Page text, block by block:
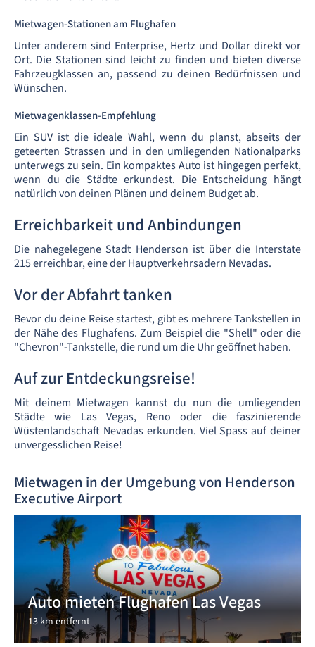
Mietwagen-Stationen am Flughafen
Unter anderem sind Enterprise, Hertz und Dollar direkt vor
Ort. Die Stationen sind leicht zu finden und bieten diverse
Fahrzeugklassen an, passend zu deinen Bedürfnissen und
Wünschen.
Mietwagenklassen-Empfehlung
Ein SUV ist die ideale Wahl, wenn du planst, abseits der
geteerten Strassen und in den umliegenden Nationalparks
unterwegs zu sein. Ein kompaktes Auto ist hingegen perfekt,
wenn du die Städte erkundest. Die Entscheidung hängt
natürlich von deinen Plänen und deinem Budget ab.
Erreichbarkeit und Anbindungen
Die nahegelegene Stadt Henderson ist über die Interstate
215 erreichbar, eine der Hauptverkehrsadern Nevadas.
Vor der Abfahrt tanken
Bevor du deine Reise startest, gibt es mehrere Tankstellen in
der Nähe des Flughafens. Zum Beispiel die "Shell" oder die
"Chevron"-Tankstelle, die rund um die Uhr geöffnet haben.
Auf zur Entdeckungsreise!
Mit deinem Mietwagen kannst du nun die umliegenden
Städte wie Las Vegas, Reno oder die faszinierende
Wüstenlandschaft Nevadas erkunden. Viel Spass auf deiner
unvergesslichen Reise!
Mietwagen in der Umgebung von Henderson
Executive Airport
Auto mieten Flughafen Las Vegas
13 km entfernt